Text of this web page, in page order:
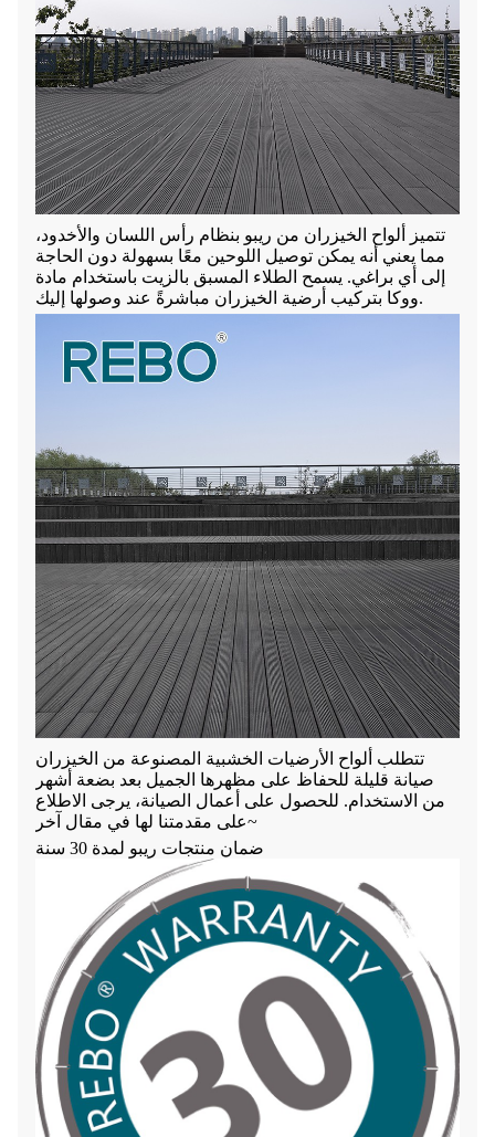
تتميز ألواح الخيزران من ريبو بنظام رأس اللسان والأخدود،
مما يعني أنه يمكن توصيل اللوحين معًا بسهولة دون الحاجة
إلى أي براغي. يسمح الطلاء المسبق بالزيت باستخدام مادة
ووكا بتركيب أرضية الخيزران مباشرةً عند وصولها إليك.
تتطلب ألواح الأرضيات الخشبية المصنوعة من الخيزران
صيانة قليلة للحفاظ على مظهرها الجميل بعد بضعة أشهر
من الاستخدام. للحصول على أعمال الصيانة، يرجى الاطلاع
على مقدمتنا لها في مقال آخر~
ضمان منتجات ريبو لمدة 30 سنة